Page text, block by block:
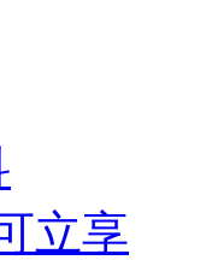
立享